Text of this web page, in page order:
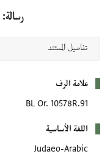
رسالة
علامة الرف
BL Or. 10578R.91
اللغة الأساسية
Judaeo-Arabic